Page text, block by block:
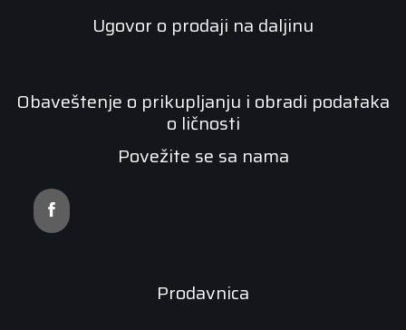
Ugovor o prodaji na daljinu
Obaveštenje o prikupljanju i obradi podataka
o ličnosti
Povežite se sa nama
Prodavnica